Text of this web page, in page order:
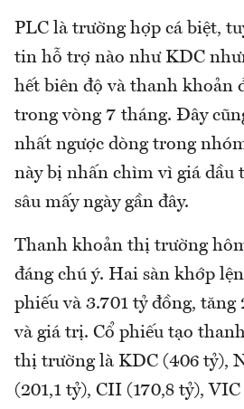
PLC là trường hợp cá biệt,
tin hỗ trợ nào như KDC
hết biên độ và thanh khoản
trong vòng 7 tháng. Đây
nhất ngược dòng trong
này bị nhấn chìm vì giá dầu
sâu mấy ngày gần đây.
Thanh khoản thị trường
đáng chú ý. Hai sàn khớp
phiếu và 3.701 tỷ đồng,
và giá trị. Cổ phiếu tạo
thị trường là KDC (406 tỷ),
(201,1 tỷ), CII (170,8 tỷ),